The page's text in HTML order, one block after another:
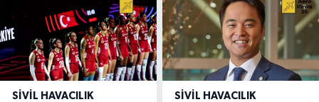
SIVIL HAVACILIK SIVIL HAVACILIK